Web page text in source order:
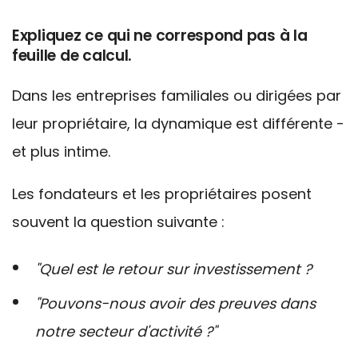
Expliquez ce qui ne correspond pas à la
feuille de calcul.
Dans les entreprises familiales ou dirigées par
leur propriétaire, la dynamique est différente -
et plus intime.
Les fondateurs et les propriétaires posent
souvent la question suivante :
"Quel est le retour sur investissement ?
"Pouvons-nous avoir des preuves dans
notre secteur d'activité ?"